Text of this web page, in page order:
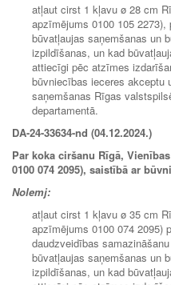
atļaut cirst 1 kļavu ø 28 cm
apzīmējums 0100 105
būvatļaujas saņemšanas un
izpildīšanas, un kad
attiecīgi pēc atzīmes
būvniecības ieceres akceptu
saņemšanas Rīgas
departamentā.
DA-24-33634-nd (04.12.2024.)
Par koka ciršanu Rīgā,
0100 074 2095), saistībā ar
Nolemj:
atļaut cirst 1 kļavu ø 35 cm
apzīmējums 0100 074 2095)
daudzveidības
būvatļaujas saņemšanas un
izpildīšanas, un kad